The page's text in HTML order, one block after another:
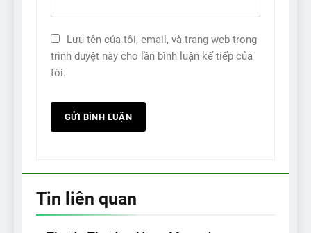
Lưu tên của tôi, email, và trang web trong
trình duyệt này cho lần bình luận kế tiếp của
tôi.
Tin liên quan